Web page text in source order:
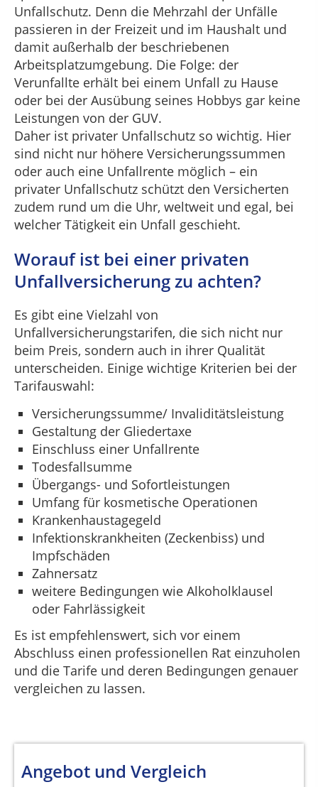
Unfallschutz. Denn die Mehrzahl der Unfälle
passieren in der Freizeit und im Haushalt und
damit außerhalb der beschriebenen
Arbeitsplatzumgebung. Die Folge: der
Verunfallte erhält bei einem Unfall zu Hause
oder bei der Ausübung seines Hobbys gar keine
Leistungen von der GUV.
Daher ist privater Unfallschutz so wichtig. Hier
sind nicht nur höhere Versicherungssummen
oder auch eine Unfallrente möglich – ein
privater Unfallschutz schützt den Versicherten
zudem rund um die Uhr, weltweit und egal, bei
welcher Tätigkeit ein Unfall geschieht.
Worauf ist bei einer privaten
Unfallversicherung zu achten?
Es gibt eine Vielzahl von
Unfallversicherungstarifen, die sich nicht nur
beim Preis, sondern auch in ihrer Qualität
unterscheiden. Einige wichtige Kriterien bei der
Tarifauswahl:
Versicherungssumme/ Invaliditätsleistung
Gestaltung der Gliedertaxe
Einschluss einer Unfallrente
Todesfallsumme
Übergangs- und Sofortleistungen
Umfang für kosmetische Operationen
Krankenhaustagegeld
Infektionskrankheiten (Zeckenbiss) und
Impfschäden
Zahnersatz
weitere Bedingungen wie Alkoholklausel
oder Fahrlässigkeit
Es ist empfehlenswert, sich vor einem
Abschluss einen professionellen Rat einzuholen
und die Tarife und deren Bedingungen genauer
vergleichen zu lassen.
Angebot und Vergleich